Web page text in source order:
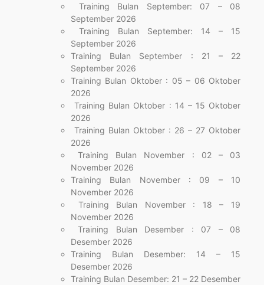
Training Bulan September: 07 – 08
September 2026
Training Bulan September: 14 – 15
September 2026
Training Bulan September : 21 – 22
September 2026
Training Bulan Oktober : 05 – 06 Oktober
2026
Training Bulan Oktober : 14 – 15 Oktober
2026
Training Bulan Oktober : 26 – 27 Oktober
2026
Training Bulan November : 02 – 03
November 2026
Training Bulan November : 09 – 10
November 2026
Training Bulan November : 18 – 19
November 2026
Training Bulan Desember : 07 – 08
Desember 2026
Training Bulan Desember: 14 – 15
Desember 2026
Training Bulan Desember: 21 – 22 Desember